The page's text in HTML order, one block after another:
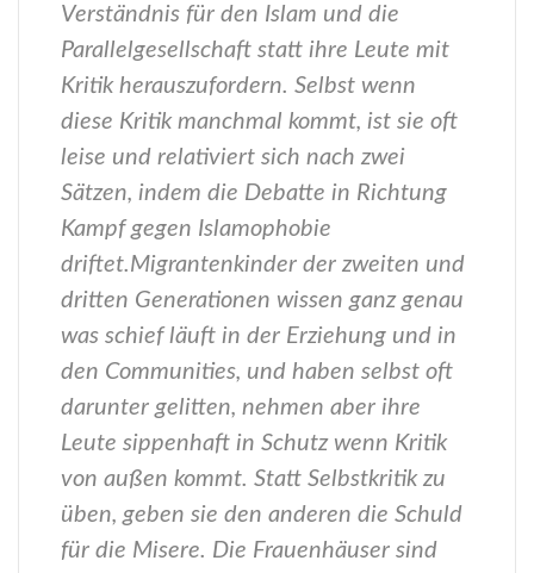
Verständnis für den Islam und die
Parallelgesellschaft statt ihre Leute mit
Kritik herauszufordern. Selbst wenn
diese Kritik manchmal kommt, ist sie oft
leise und relativiert sich nach zwei
Sätzen, indem die Debatte in Richtung
Kampf gegen Islamophobie
driftet.Migrantenkinder der zweiten und
dritten Generationen wissen ganz genau
was schief läuft in der Erziehung und in
den Communities, und haben selbst oft
darunter gelitten, nehmen aber ihre
Leute sippenhaft in Schutz wenn Kritik
von außen kommt. Statt Selbstkritik zu
üben, geben sie den anderen die Schuld
für die Misere. Die Frauenhäuser sind